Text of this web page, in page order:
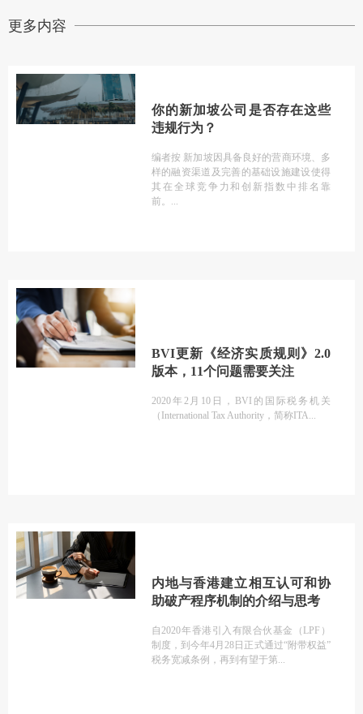
更多内容
你的新加坡公司是否存在这些
违规行为？
编者按 新加坡因具备良好的营商环境、多
样的融资渠道及完善的基础设施建设使得
其在全球竞争力和创新指数中排名靠
前。
BVI更新《经济实质规则》2.0
版本，11个问题需要关注
2020年2月10日，BVI的国际税务机关
（International Tax Authority，简称ITA
内地与香港建立相互认可和协
助破产程序机制的介绍与思考
自2020年香港引入有限合伙基金（LPF）
制度，到今年4月28日正式通过“附带权益”
税务宽减条例，再到有望于第